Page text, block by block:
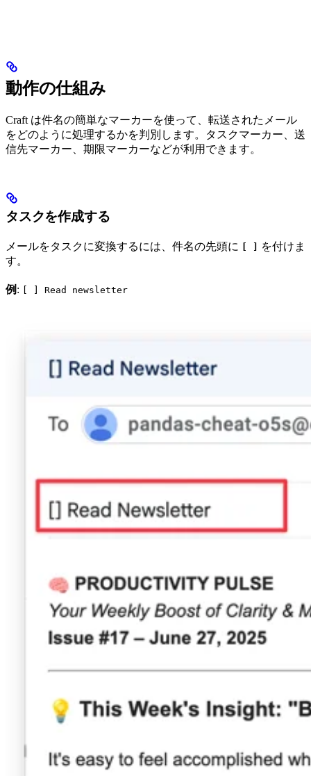
動作の仕組み
Craft は件名の簡単なマーカーを使って、転送されたメール
をどのように処理するかを判別します。タスクマーカー、送
信先マーカー、期限マーカーなどが利用できます。
タスクを作成する
メールをタスクに変換するには、件名の先頭に
を付けま
す。
例 : [ ] Read newsletter